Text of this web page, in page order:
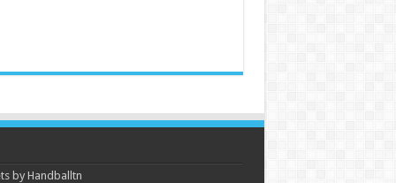
by Handballtn